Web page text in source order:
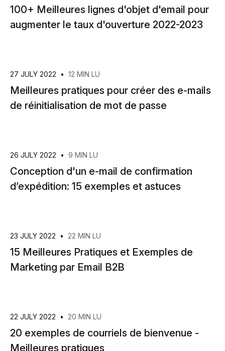
100+ Meilleures lignes d'objet d'email pour
augmenter le taux d'ouverture 2022-2023
27 JULY 2022 • 12 MIN LU
Meilleures pratiques pour créer des e-mails
de réinitialisation de mot de passe
26 JULY 2022 • 9 MIN LU
Conception d'un e-mail de confirmation
d’expédition: 15 exemples et astuces
23 JULY 2022 • 22 MIN LU
15 Meilleures Pratiques et Exemples de
Marketing par Email B2B
22 JULY 2022 • 20 MIN LU
20 exemples de courriels de bienvenue -
Meilleures pratiques